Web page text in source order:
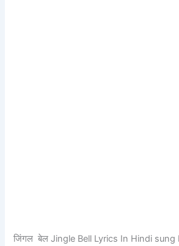
जिंगल बेल Jingle Bell Lyrics In Hindi sung